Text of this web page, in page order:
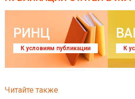
РИНЦ
К условиям публикации К
Читайте также